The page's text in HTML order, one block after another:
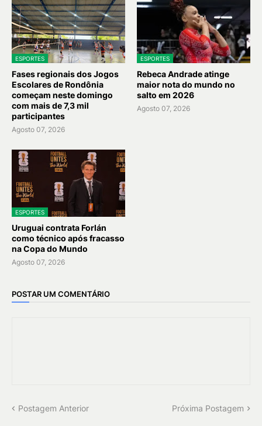
ESPORTES
Fases regionais dos Jogos
Escolares de Rondônia
começam neste domingo
com mais de 7,3 mil
participantes
Agosto 07, 2026
ESPORTES
Rebeca Andrade atinge
maior nota do mundo no
salto em 2026
Agosto 07, 2026
ESPORTES
Uruguai contrata Forlán
como técnico após fracasso
na Copa do Mundo
Agosto 07, 2026
POSTAR UM COMENTÁRIO
Postagem Anterior Próxima Postagem